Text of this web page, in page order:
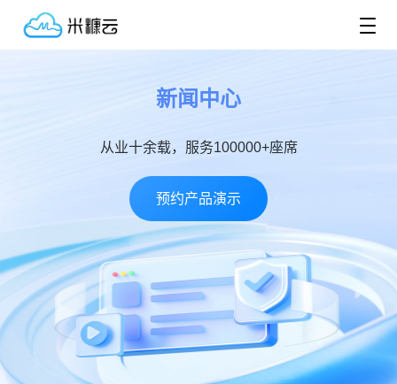
新闻中心
从业十余载，服务100000+座席
预约产品演示